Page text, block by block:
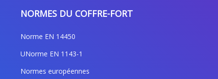
NORMES DU COFFRE-FORT
Norme EN 14450
UNorme EN 1143-1
Normes européennes